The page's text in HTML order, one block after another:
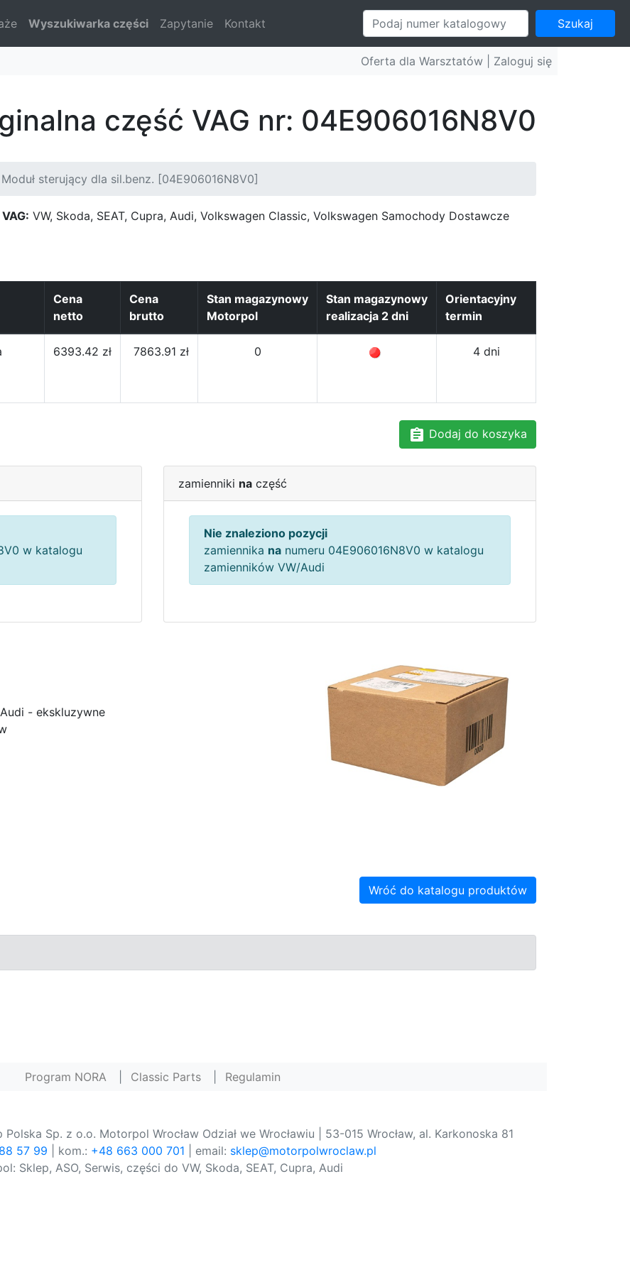
Wyszukiwarka części Zapytanie Kontakt Szukaj
Oferta dla Warsztatów | Zaloguj się
część VAG nr: 04E906016N8V0
sterujący dla sil.benz. [04E906016N8V0]
VW, Skoda, SEAT, Cupra, Audi, Volkswagen Classic, Volkswagen Samochody Dostawcze
Cena
netto
Cena
brutto
Stan magazynowy
Motorpol
Stan magazynowy
realizacja 2 dni
Orientacyjny
termin
6393.42 zł 7863.91 zł 0 4 dni
Dodaj do koszyka
w katalogu
zamienniki na część
Nie znaleziono pozycji
zamiennika na numeru 04E906016N8V0 w katalogu
zamienników VW/Audi
- ekskluzywne
Wróć do katalogu produktów
Program NORA Classic Parts Regulamin
Polska Sp. z o.o. Motorpol Wrocław Odział we Wrocławiu | 53-015 Wrocław, al. Karkonoska 81
57 99 | kom.: +48 663 000 701 | email: sklep@motorpolwroclaw.pl
Sklep, ASO, Serwis, części do VW, Skoda, SEAT, Cupra, Audi